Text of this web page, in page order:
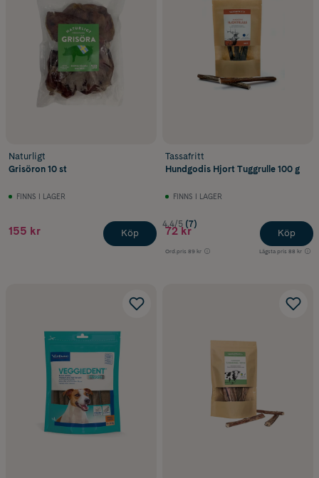
Naturligt
Grisöron 10 st
FINNS I LAGER
155 kr Köp
Tassafritt
Hundgodis Hjort Tuggrulle 100 g
FINNS I LAGER
4.4/5 (7)
72 kr
Ord.pris 89 kr Lägsta pris 88 kr
Köp